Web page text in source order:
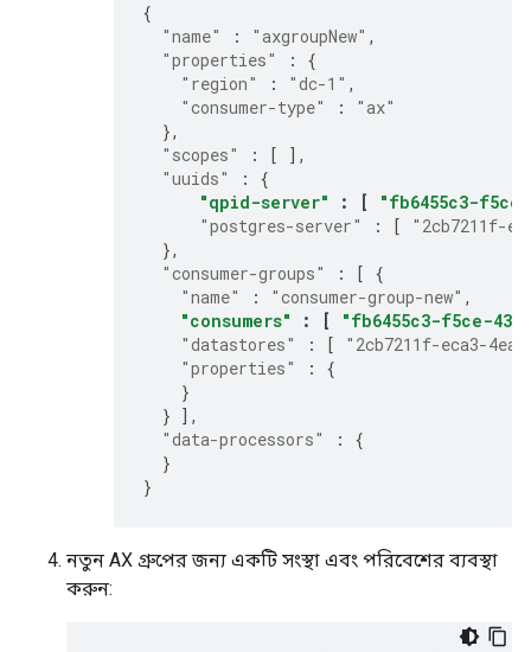
{
"name"
: "axgroupNew" ,
"properties"
:
{
"region"
: "dc-1" ,
"consumer-type"
:
"ax"
},
"scopes"
: [
],
"uuids"
:
{
"qpid-server"
: [
"fb6455c3-f5ce-
"postgres-server"
: [
"2cb7211f-
},
"consumer-groups"
: [ {
"name"
: "consumer-group-new" ,
"consumers"
: [
"fb6455c3-f5ce-
"datastores"
: [
"2cb7211f-eca3-
"properties"
:
{
}
} ],
"data-processors"
:
{
}
}
নতুন AX গ্রুপের জন্য একটি সংস্থা এবং পরিবেশের ব্যবস্থা
করুন: